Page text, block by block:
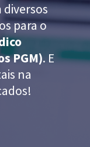
diversos
para o
PGM). E
na